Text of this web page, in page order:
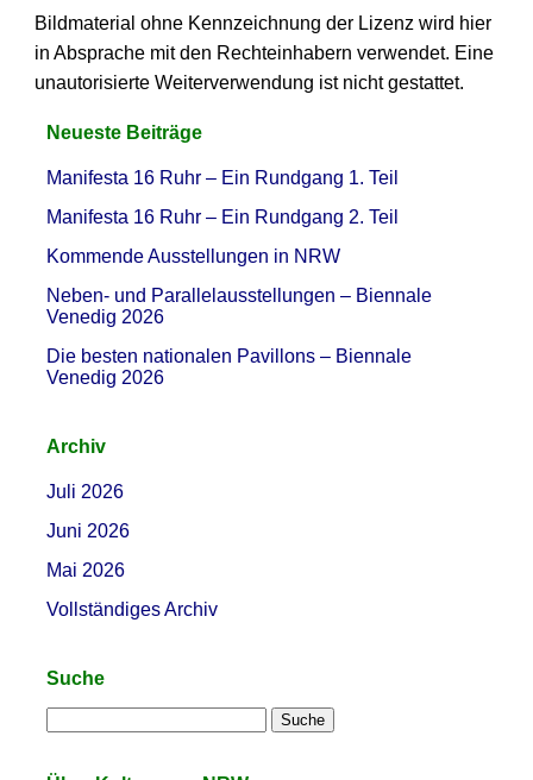
Bildmaterial ohne Kennzeichnung der Lizenz wird hier
in Absprache mit den Rechteinhabern verwendet. Eine
unautorisierte Weiterverwendung ist nicht gestattet.
Neueste Beiträge
Manifesta 16 Ruhr – Ein Rundgang 1. Teil
Manifesta 16 Ruhr – Ein Rundgang 2. Teil
Kommende Ausstellungen in NRW
Neben- und Parallelausstellungen – Biennale
Venedig 2026
Die besten nationalen Pavillons – Biennale
Venedig 2026
Archiv
Juli 2026
Juni 2026
Mai 2026
Vollständiges Archiv
Suche